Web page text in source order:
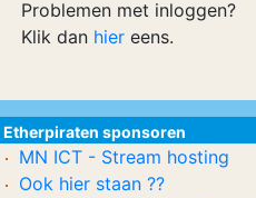
Problemen met inloggen?
Klik dan hier eens.
Etherpiraten sponsoren
MN ICT - Stream hosting
Ook hier staan ??